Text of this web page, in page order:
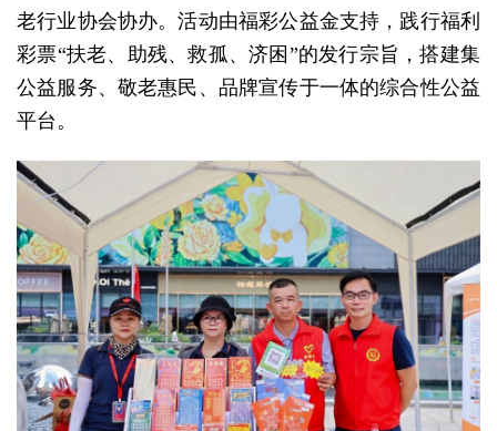
老行业协会协办。活动由福彩公益金支持，践行福利
彩票“扶老、助残、救孤、济困”的发行宗旨，搭建集
公益服务、敬老惠民、品牌宣传于一体的综合性公益
平台。